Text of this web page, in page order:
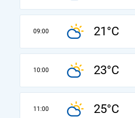
09:00 21°C
10:00 23°C
11:00 25°C